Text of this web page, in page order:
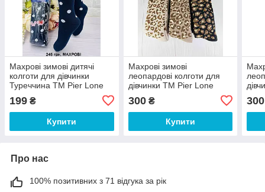
Махрові зимові дитячі
колготи для дівчинки
Туреччина ТМ Pier Lone
199 ₴
Купити
Махрові зимові
леопардові колготи для
дівчинки ТМ Pier Lone
300₴
Купити
300
Про нас
100% позитивних з 71 відгука за рік